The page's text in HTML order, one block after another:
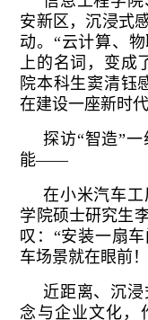
安新区，沉浸式
动。“云计算、
上的名词，变成
院本科生窦清钰
在建设一座新时
探访“智造”
能——
在小米汽车
学院硕士研究生
叹：“安装一扇
车场景就在眼前
近距离、沉
念与企业文化，